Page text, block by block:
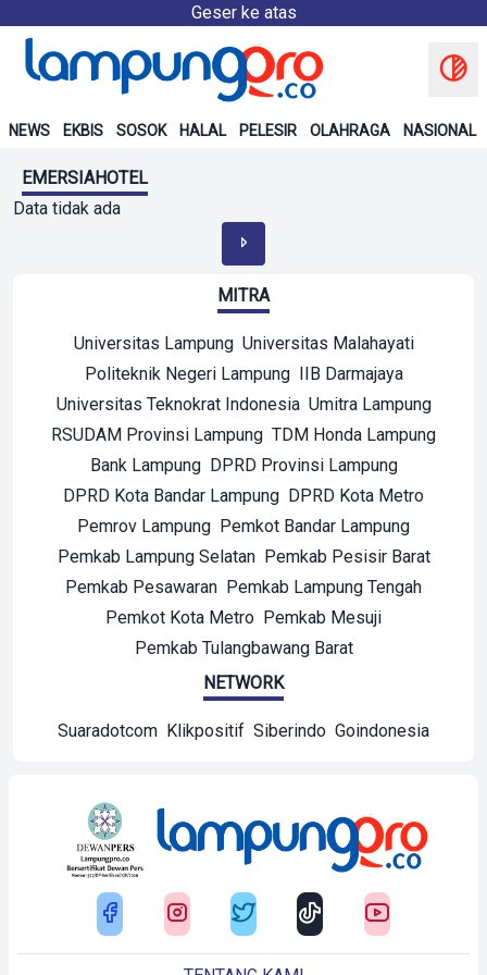
Geser ke atas
NEWS EKBIS SOSOK HALAL PELESIR OLAHRAGA NASIONAL
EMERSIAHOTEL
Data tidak ada
MITRA
Universitas Lampung Universitas Malahayati
Politeknik Negeri Lampung IIB Darmajaya
Universitas Teknokrat Indonesia Umitra Lampung
RSUDAM Provinsi Lampung TDM Honda Lampung
Bank Lampung DPRD Provinsi Lampung
DPRD Kota Bandar Lampung DPRD Kota Metro
Pemrov Lampung Pemkot Bandar Lampung
Pemkab Lampung Selatan Pemkab Pesisir Barat
Pemkab Pesawaran Pemkab Lampung Tengah
Pemkot Kota Metro Pemkab Mesuji
Pemkab Tulangbawang Barat
NETWORK
Suaradotcom Klikpositif Siberindo Goindonesia